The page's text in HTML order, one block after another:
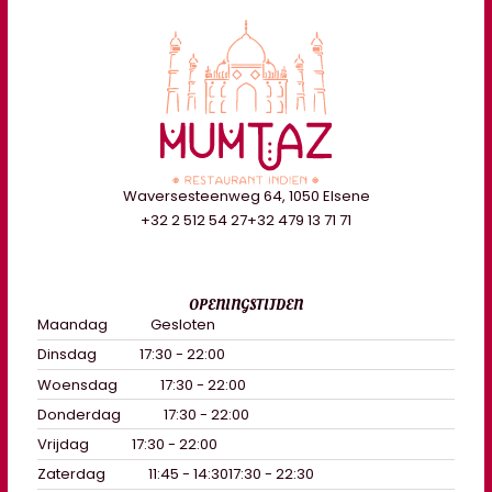
Waversesteenweg 64, 1050 Elsene
+32 2 512 54 27+32 479 13 71 71
OPENINGSTIJDEN
Maandag
Gesloten
Dinsdag
17:30 - 22:00
Woensdag
17:30 - 22:00
Donderdag
17:30 - 22:00
Vrijdag
17:30 - 22:00
Zaterdag
11:45 - 14:3017:30 - 22:30